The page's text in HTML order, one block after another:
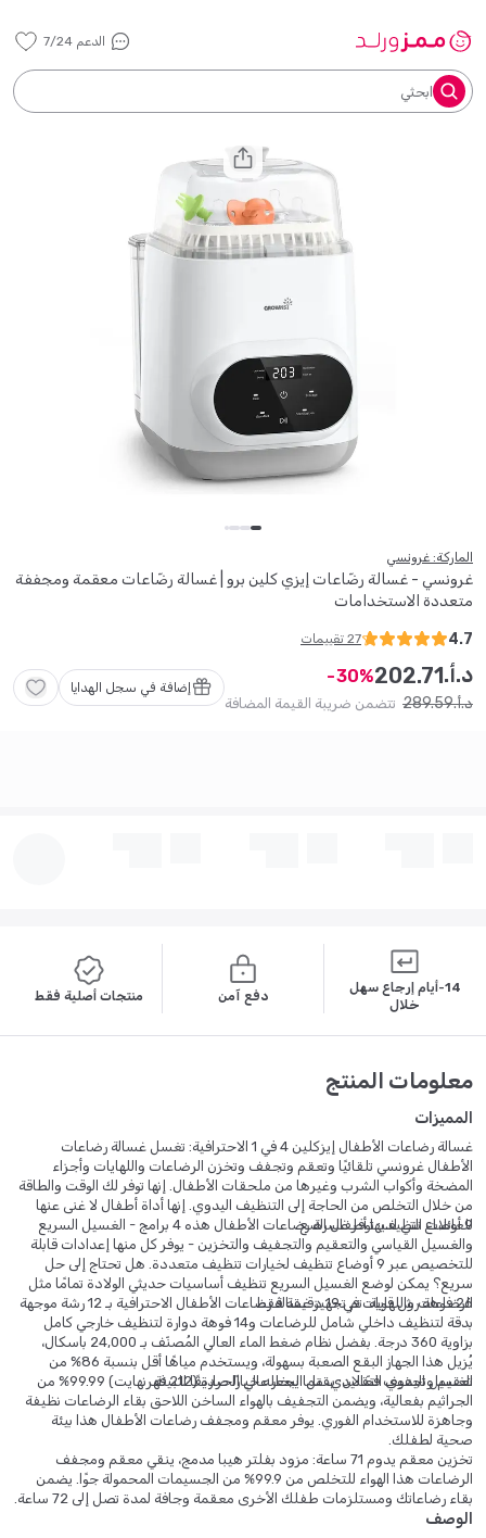
الدعم 7/24
ابحثي
الماركة: غرونسي
غرونسي - غسالة رضّاعات إيزي كلين برو | غسالة رضّاعات معقمة ومجففة
متعددة الاستخدامات
4.7
27 تقييمات
د.أ. 202.71
30
د.أ. 289.59 تتضمن ضريبة القيمة المضافة
إضافة في سجل الهدايا
14-أيام إرجاع سهل
خلال
دفع آمن منتجات أصلية فقط
معلومات المنتج
المميزات
غسالة رضاعات الأطفال إيزكلين 4 في 1 الاحترافية: تغسل غسالة رضاعات
الأطفال غرونسي تلقائيًا وتعقم وتجفف وتخزن الرضاعات واللهايات وأجزاء
المضخة وأكواب الشرب وغيرها من ملحقات الأطفال. إنها توفر لك الوقت والطاقة
من خلال التخلص من الحاجة إلى التنظيف اليدوي. إنها أداة أطفال لا غنى عنها
للعائلات التي لديها أطفال رضع.
9 أوضاع تنظيف: توفر غسالة رضاعات الأطفال هذه 4 برامج - الغسيل السريع
والغسيل القياسي والتعقيم والتجفيف والتخزين - يوفر كل منها إعدادات قابلة
للتخصيص عبر 9 أوضاع تنظيف لخيارات تنظيف متعددة. هل تحتاج إلى حل
سريع؟ يمكن لوضع الغسيل السريع تنظيف أساسيات حديثي الولادة تمامًا مثل
الرضاعات واللهايات في 19 دقيقة فقط.
26 فوهة رش قوية: تم تجهيز غسالة رضاعات الأطفال الاحترافية بـ 12 رشة موجهة
بدقة لتنظيف داخلي شامل للرضاعات و14 فوهة دوارة لتنظيف خارجي كامل
بزاوية 360 درجة. بفضل نظام ضغط الماء العالي المُصنّف بـ 24,000 باسكال،
يُزيل هذا الجهاز البقع الصعبة بسهولة، ويستخدم مياهًا أقل بنسبة 86% من
الغسيل اليدوي التقليدي، مما يجعله خيارًا صديقًا للبيئة.
تعقيم وتجفيف فعّالان: يقتل البخار عالي الحرارة (212 فهرنهايت) 99.99% من
الجراثيم بفعالية، ويضمن التجفيف بالهواء الساخن اللاحق بقاء الرضاعات نظيفة
وجاهزة للاستخدام الفوري. يوفر معقم ومجفف رضاعات الأطفال هذا بيئة
صحية لطفلك.
تخزين معقم يدوم 71 ساعة: مزود بفلتر هيبا مدمج، ينقي معقم ومجفف
الرضاعات هذا الهواء للتخلص من 99.9% من الجسيمات المحمولة جوًا. يضمن
بقاء رضاعاتك ومستلزمات طفلك الأخرى معقمة وجافة لمدة تصل إلى 72 ساعة.
الوصف